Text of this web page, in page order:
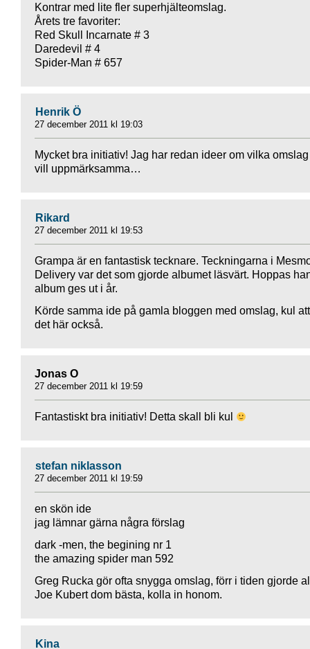
Kontrar med lite fler superhjälteomslag.
Årets tre favoriter:
Red Skull Incarnate # 3
Daredevil # 4
Spider-Man # 657
Henrik Ö
27 december 2011 kl 19:03
Mycket bra initiativ! Jag har redan ideer om vilka
vill uppmärksamma…
Rikard
27 december 2011 kl 19:53
Grampa är en fantastisk tecknare. Teckningarna i
Delivery var det som gjorde albumet läsvärt. Hoppas
album ges ut i år.
Körde samma ide på gamla bloggen med omslag, kul
det här också.
Jonas O
27 december 2011 kl 19:59
Fantastiskt bra initiativ! Detta skall bli kul
stefan niklasson
27 december 2011 kl 19:59
en skön ide
jag lämnar gärna några förslag
dark -men, the begining nr 1
the amazing spider man 592
Greg Rucka gör ofta snygga omslag, förr i tiden gjorde
Joe Kubert dom bästa, kolla in honom.
Kina